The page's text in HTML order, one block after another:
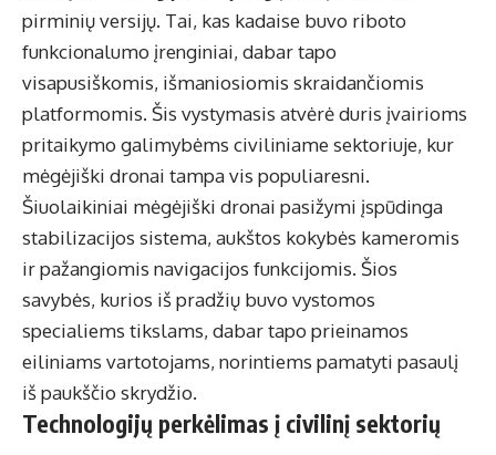
pirminių versijų. Tai, kas kadaise buvo riboto
funkcionalumo įrenginiai, dabar tapo
visapusiškomis, išmaniosiomis skraidančiomis
platformomis. Šis vystymasis atvėrė duris įvairioms
pritaikymo galimybėms civiliniame sektoriuje, kur
mėgėjiški dronai tampa vis populiaresni.
Šiuolaikiniai mėgėjiški dronai pasižymi įspūdinga
stabilizacijos sistema, aukštos kokybės kameromis
ir pažangiomis navigacijos funkcijomis. Šios
savybės, kurios iš pradžių buvo vystomos
specialiems tikslams, dabar tapo prieinamos
eiliniams vartotojams, norintiems pamatyti pasaulį
iš paukščio skrydžio.
Technologijų perkėlimas į civilinį sektorių